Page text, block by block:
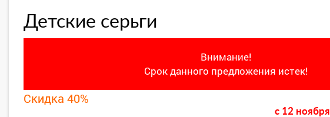
Детские серьги
Внимание!
Срок данного предложения истек!
Скидка 40%
c 12 ноября